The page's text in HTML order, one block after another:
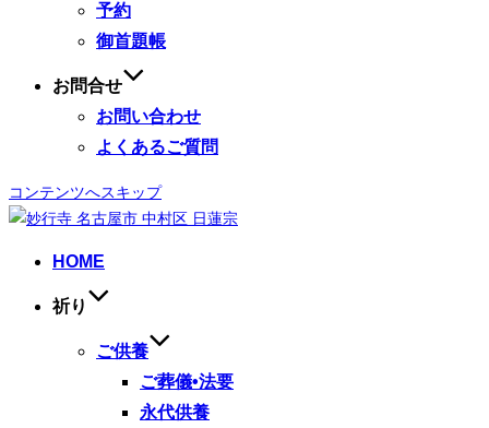
予約
御首題帳
お問合せ
お問い合わせ
よくあるご質問
コンテンツへスキップ
HOME
祈り
ご供養
ご葬儀•法要
永代供養